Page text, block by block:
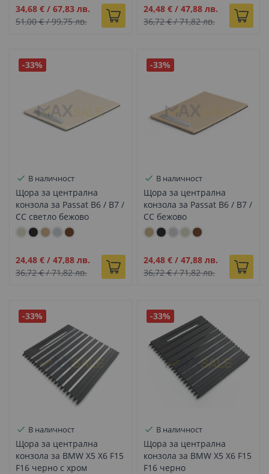
Промо
цена
34,68 € / 67,83 лв.
51,00 €/99,75 лв.
Промо
цена
24,48 € /47,88 лв.
36,72 €/71,82 лв.
-33%
В наличност
Щора за централна
конзола за Passat B6 / B7 /
CC светло бежово
Промо
цена
24,48 € / 47,88 лв.
36,72 €/71,82 лв.
-33%
В наличност
Щора за централна
конзола за Passat B6 / B7 /
CC бежово
Промо
цена
24,48 € /47,88 лв.
36,72 €/71,82 лв.
-33%
В наличност
Щора за централна
конзола за BMW X5 X6 F15
F16 черно с хром
-33%
В наличност
Щора за централна
конзола за BMW X5 X6 F15
F16 черно